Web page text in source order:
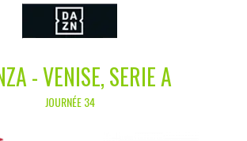
- VENISE, SERIE A
JOURNÉE 34